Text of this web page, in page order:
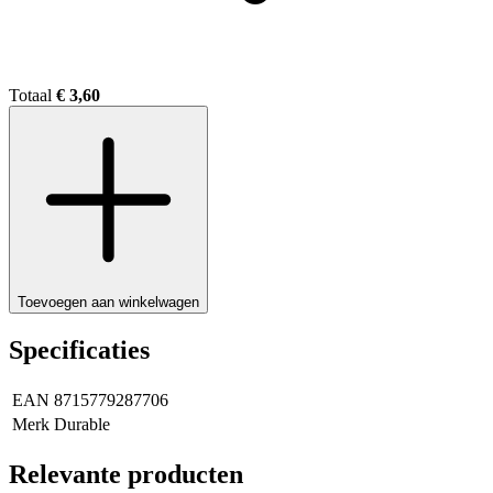
brick 2239
Totaal € 3,60
Toevoegen aan winkelwagen
Specificaties
EAN 8715779287706
Merk Durable
Relevante producten